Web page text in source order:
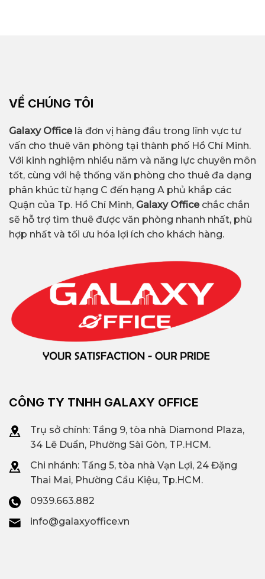
VỀ CHÚNG TÔI
Galaxy Officelà đơn vị hàng đầu trong lĩnh vực tư
vấn cho thuê văn phòng tại thành phố Hồ Chí Minh.
Với kinh nghiệm nhiều năm và năng lực chuyên môn
tốt, cùng với hệ thống văn phòng cho thuê đa dạng
phân khúc từ hạng C đến hạng A phủ khắp các
Quận của Tp. Hồ Chí Minh, Galaxy Office chắc chắn
sẽ hỗ trợ tìm thuê được văn phòng nhanh nhất, phù
hợp nhất và tối ưu hóa lợi ích cho khách hàng.
CÔNG TY TNHH GALAXY OFFICE
Trụ sở chính: Tầng 9, tòa nhà Diamond Plaza,
34 Lê Duẩn, Phường Sài Gòn, TP.HCM.
Chi nhánh: Tầng 5, tòa nhà Vạn Lợi, 24 Đặng
Thai Mai, Phường Cầu Kiệu, Tp.HCM.
0939.663.882
info@galaxyoffice.vn